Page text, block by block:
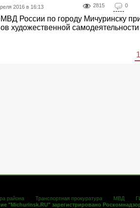
2016 в 16:13 2815 0
России по городу Мичуринску
художественной
1
района Транспортная прокуратура МВД
"Michurinsk.RU" зарегистрировано